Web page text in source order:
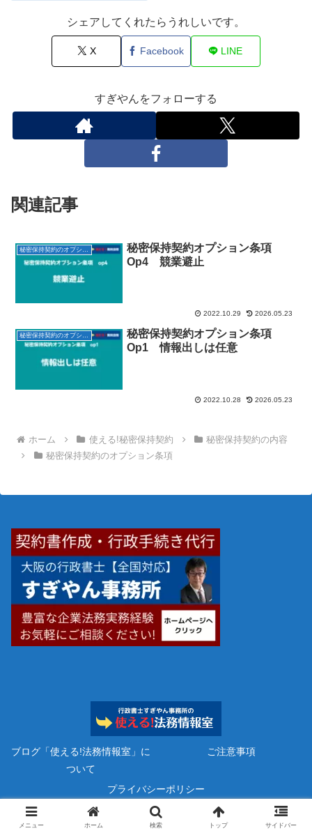
シェアしてくれたらうれしいです。
X Facebook LINE
すぎやんをフォローする
関連記事
秘密保持契約オプション条項
Op4 競業避止
2022.10.29 2026.05.23
秘密保持契約のオプション条項
秘密保持契約オプション条項
Op1 情報出しは任意
2022.10.28 2026.05.23
ホーム 使える!秘密保持契約
秘密保持契約の内容
秘密保持契約のオプション条項
ブログ「使える!法務情報室」に
ついて
ご注意事項
プライバシーポリシー
Copyright © 2023 行政書士すぎやん事務所 All Rights Reserved.
メニュー ホーム 検索 トップ サイドバー